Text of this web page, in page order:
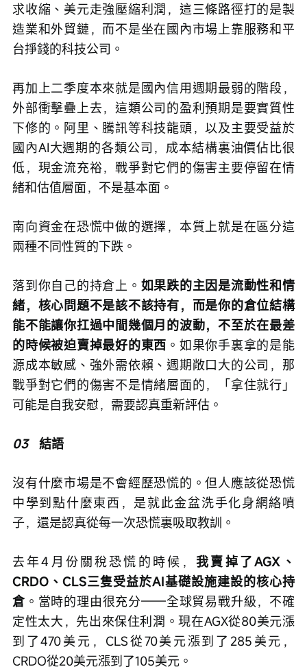
求收縮、美元走強壓縮利潤，這三條路徑打的是製
造業和外貿鏈，而不是坐在國內市場上靠服務和平
台掙錢的科技公司。
再加上二季度本來就是國內信用週期最弱的階段，
外部衝擊疊上去，這類公司的盈利預期是要實質性
下修的。阿里、騰訊等科技龍頭，以及主要受益於
國內AI大週期的各類公司，成本結構裏油價佔比很
低，現金流充裕，戰爭對它們的傷害主要停留在情
緒和估值層面，不是基本面。
南向資金在恐慌中做的選擇，本質上就是在區分這
兩種不同性質的下跌。
落到你自己的持倉上。 如果跌的主因是流動性和情
緒，核心問題不是該不該持有，而是你的倉位結構
能不能讓你扛過中間幾個月的波動，不至於在最差
的時候被迫賣掉最好的東西 。如果你手裏拿的是能
源成本敏感、強外需依賴、週期敞口大的公司，那
戰爭對它們的傷害不是情緒層面的，「拿住就行」
可能是自我安慰，需要認真重新評估。
03 結語
沒有什麼市場是不會經歷恐慌的。但人應該從恐慌
中學到點什麼東西，是就此金盆洗手化身網絡噴
子，還是認真從每一次恐慌裏吸取教訓。
去年4月份關稅恐慌的時候，我賣掉了AGX、
CRDO、CLS三隻受益於AI基礎設施建設的核心持
倉。當時的理由很充分——全球貿易戰升級，不確
定性太大，先出來保住利潤。現在AGX從80美元漲
到了470美元，CLS從70美元漲到了285美元，
CRDO從20美元漲到了105美元。